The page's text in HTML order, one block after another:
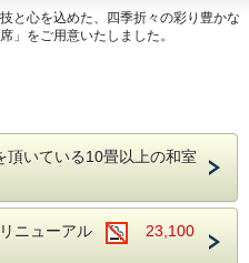
いている時間帯より１回無
けます。
典（1回45分利用無料：通
です。
ている時間帯より１回無料
。
望のお応えできない場合が
承下さい。
焼き鍋）
飯御飯
清汁
ぼプリン
節により、急遽お献立が変
ます。
と心を込めた、四季折々の彩り豊かな
」をご用意いたしました。
や穀物など自然の恵みをふんだんに取
わいを最大限に活かした一皿一皿をお
ヴィーガンの方はもちろん、身体にや
客様にもおすすめです。
例）
頂いている10畳以上の和室
ニューアル
23,100